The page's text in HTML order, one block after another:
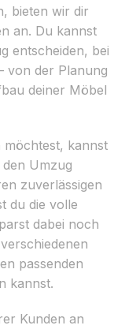
bieten wir dir
an. Du kannst
entscheiden, bei
von der Planung
deiner Möbel
möchtest, kannst
Umzug
zuverlässigen
du die volle
dabei noch
passenden
kannst.
Kunden an